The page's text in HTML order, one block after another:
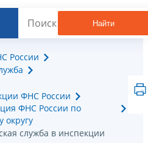
Найти
России
ФНС России
ФНС России по
округу
служба в инспекции